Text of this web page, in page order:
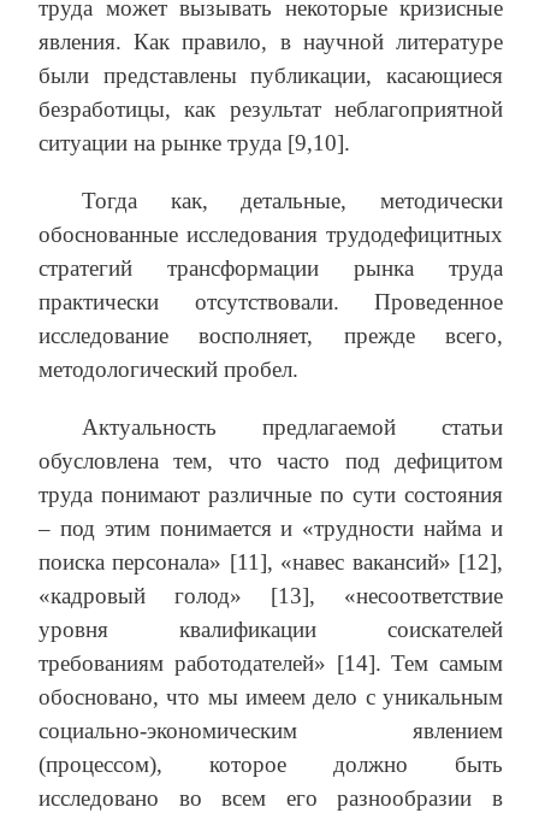
труда может вызывать некоторые кризисные
явления. Как правило, в научной литературе
были представлены публикации, касающиеся
безработицы, как результат неблагоприятной
ситуации на рынке труда [9,10].
Тогда как, детальные, методически
обоснованные исследования трудодефицитных
стратегий трансформации рынка труда
практически отсутствовали. Проведенное
исследование восполняет, прежде всего,
методологический пробел.
Актуальность предлагаемой статьи
обусловлена тем, что часто под дефицитом
труда понимают различные по сути состояния
– под этим понимается и «трудности найма и
поиска персонала» [11], «навес вакансий» [12],
«кадровый голод» [13], «несоответствие
уровня квалификации соискателей
требованиям работодателей» [14]. Тем самым
обосновано, что мы имеем дело с уникальным
социально-экономическим явлением
(процессом), которое должно быть
исследовано во всем его разнообразии в